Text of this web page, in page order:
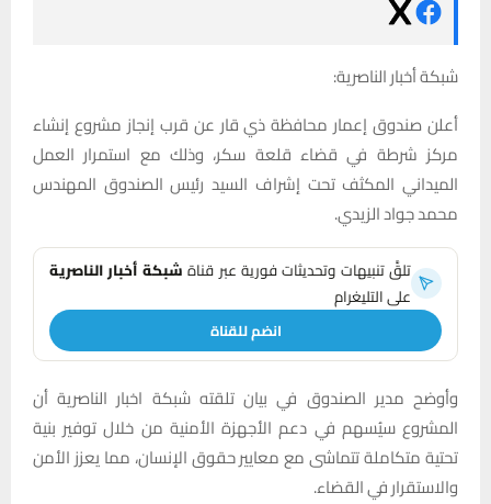
شبكة أخبار الناصرية:
أعلن صندوق إعمار محافظة ذي قار عن قرب إنجاز مشروع إنشاء
مركز شرطة في قضاء قلعة سكر، وذلك مع استمرار العمل
الميداني المكثف تحت إشراف السيد رئيس الصندوق المهندس
محمد جواد الزيدي.
تلقَّ تنبيهات وتحديثات فورية عبر قناةشبكة أخبار الناصرية
على التليغرام
انضم للقناة
وأوضح مدير الصندوق في بيان تلقته شبكة اخبار الناصرية أن
المشروع سيُسهم في دعم الأجهزة الأمنية من خلال توفير بنية
تحتية متكاملة تتماشى مع معايير حقوق الإنسان، مما يعزز الأمن
والاستقرار في القضاء.